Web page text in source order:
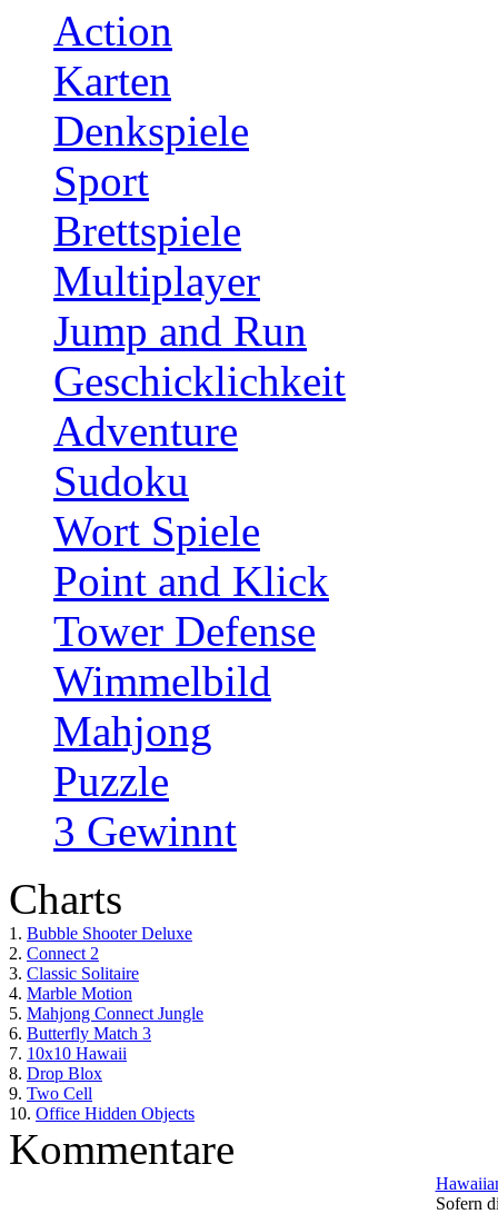
Action
Karten
Denkspiele
Sport
Brettspiele
Multiplayer
Jump and Run
Geschicklichkeit
Adventure
Sudoku
Wort Spiele
Point and Klick
Tower Defense
Wimmelbild
Mahjong
Puzzle
3 Gewinnt
Charts
1. Bubble Shooter Deluxe
2. Connect 2
3. Classic Solitaire
4. Marble Motion
5. Mahjong Connect Jungle
6. Butterfly Match 3
7. 10x10 Hawaii
8. Drop Blox
9. Two Cell
10. Office Hidden Objects
Kommentare
Sofern